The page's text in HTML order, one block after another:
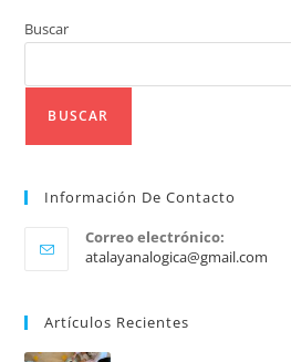
Buscar
BUSCAR
Información De Contacto
Correo electrónico:
atalayanalogica@gmail.com
Artículos Recientes